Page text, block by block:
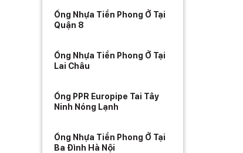
Ống Nhựa Tiền Phong Ở Tại
Quận 8
Ống Nhựa Tiền Phong Ở Tại
Lai Châu
Ống PPR Europipe Tai Tây
Ninh Nóng Lạnh
Ống Nhựa Tiền Phong Ở Tại
Ba Đình Hà Nội